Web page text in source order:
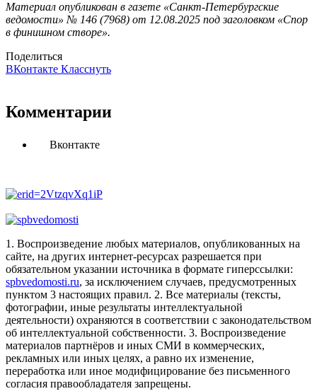
Материал опубликован в газете «Санкт-Петербургские
ведомости» № 146 (7968) от 12.08.2025 под заголовком «Спор
в финишном створе».
Поделиться
ВКонтакте Класснуть
Комментарии
Вконтакте
1. Воспроизведение любых материалов, опубликованных на
сайте, на других интернет-ресурсах разрешается при
обязательном указании источника в формате гиперссылки:
spbvedomosti.ru, за исключением случаев, предусмотренных
пунктом 3 настоящих правил. 2. Все материалы (тексты,
фотографии, иные результаты интеллектуальной
деятельности) охраняются в соответствии с законодательством
об интеллектуальной собственности. 3. Воспроизведение
материалов партнёров и иных СМИ в коммерческих,
рекламных или иных целях, а равно их изменение,
переработка или иное модифицирование без письменного
согласия правообладателя запрещены.